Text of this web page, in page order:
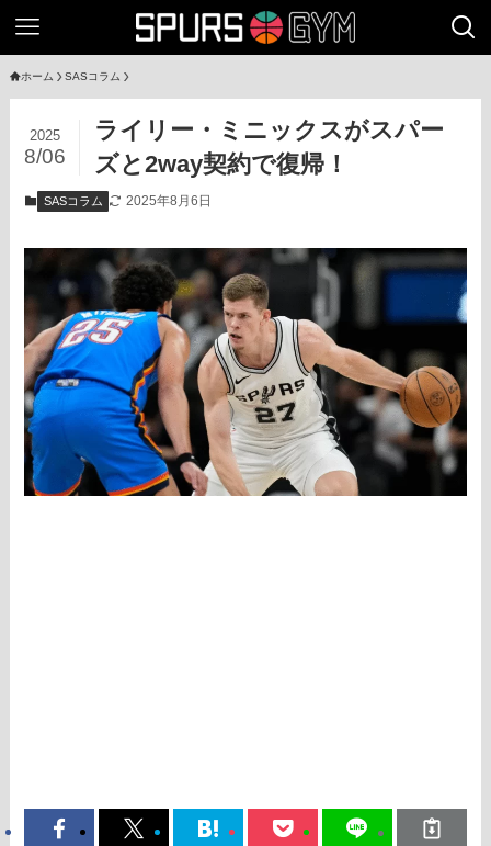
ホーム SASコラム
ライリー・ミニックスがスパー
ズと2way契約で復帰！
2025
8/06
SASコラム 2025年8月6日